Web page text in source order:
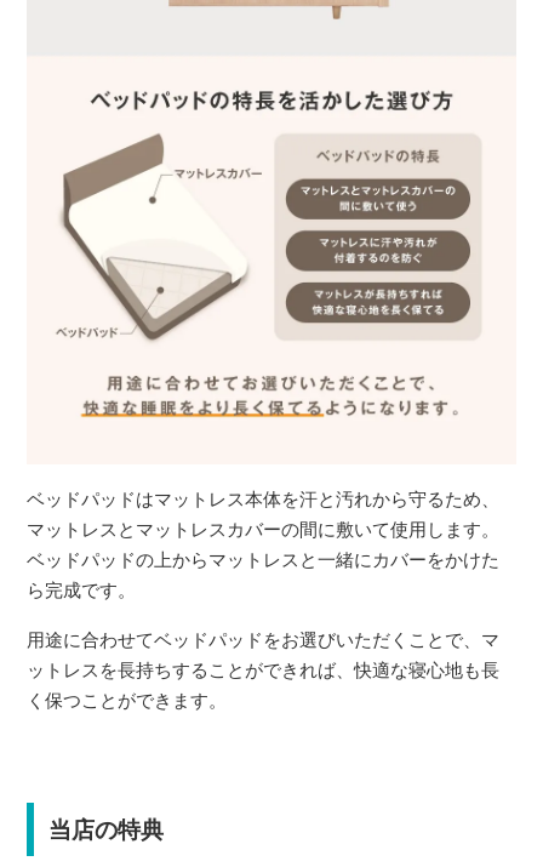
ベッドパッドはマットレス本体を汗と汚れから守るため、
マットレスとマットレスカバーの間に敷いて使用します。
ベッドパッドの上からマットレスと一緒にカバーをかけた
ら完成です。
用途に合わせてベッドパッドをお選びいただくことで、マ
ットレスを長持ちすることができれば、快適な寝心地も長
く保つことができます。
当店の特典